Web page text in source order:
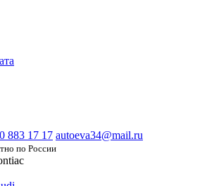
883 17 17 autoeva34@mail.ru
по России